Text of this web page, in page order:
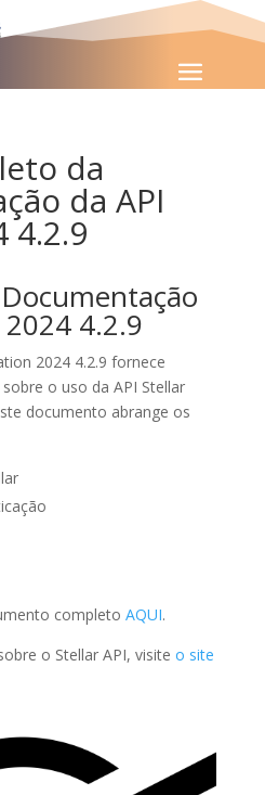
da
da API
4.2.9
4.2.9
2024 4.2.9 fornece
o uso da API Stellar
documento abrange os
completo AQUI.
o Stellar API, visite o site